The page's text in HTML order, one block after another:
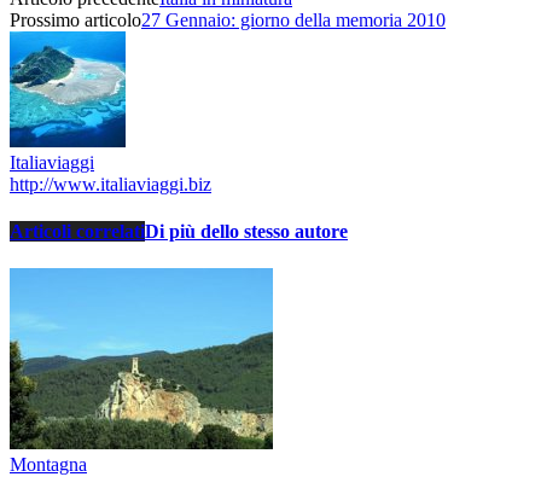
Prossimo articolo27 Gennaio: giorno della memoria 2010
Italiaviaggi
http://www.italiaviaggi.biz
Articoli correlatiDi più dello stesso autore
Montagna